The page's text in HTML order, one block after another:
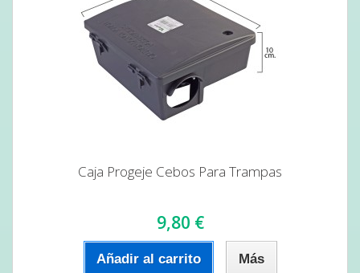
Caja Progeje Cebos Para Trampas
9,80 €
Añadir al carrito Más